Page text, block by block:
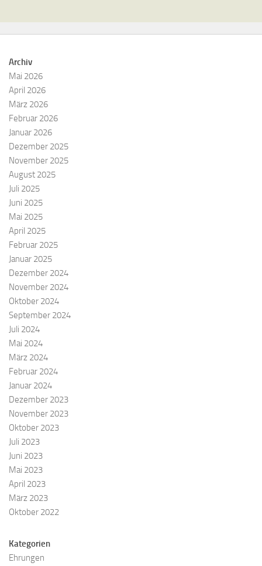
Archiv
Mai 2026
April 2026
März 2026
Februar 2026
Januar 2026
Dezember 2025
November 2025
August 2025
Juli 2025
Juni 2025
Mai 2025
April 2025
Februar 2025
Januar 2025
Dezember 2024
November 2024
Oktober 2024
September 2024
Juli 2024
Mai 2024
März 2024
Februar 2024
Januar 2024
Dezember 2023
November 2023
Oktober 2023
Juli 2023
Juni 2023
Mai 2023
April 2023
März 2023
Oktober 2022
Kategorien
Ehrungen